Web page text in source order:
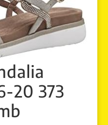
20 373